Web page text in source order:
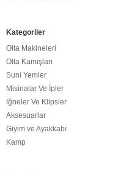
Kategoriler
Olta Makineleri
Olta Kamışları
Suni Yemler
Misinalar Ve İpler
İğneler Ve Klipsler
Aksesuarlar
Giyim ve Ayakkabı
Kamp